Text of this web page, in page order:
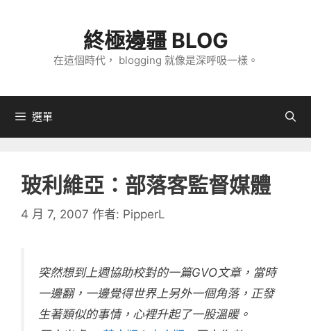
內
終極邊疆 BLOG
在這個時代， blogging 就像是深呼吸一樣。
選單
玻利維亞：部落客監督媒體
4 月 7, 2007 作者: PipperL
突然想到上週協助校對的一篇GVO文章，當時
一邊翻，一邊覺得世界上另外一個角落，正發
生著類似的事情，心裡升起了一股溫暖。